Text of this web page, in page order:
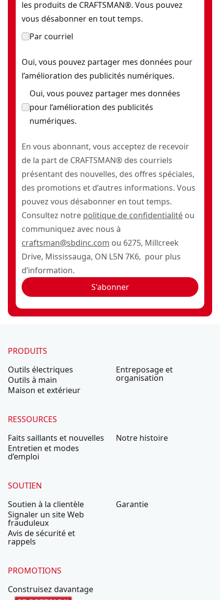
les produits de CRAFTSMAN®. Vous pouvez
vous désabonner en tout temps.
Par courriel
Oui, vous pouvez partager mes données pour
l’amélioration des publicités numériques.
Oui, vous pouvez partager mes données
pour l’amélioration des publicités
numériques.
En vous abonnant, vous acceptez de recevoir
de la part de CRAFTSMAN® des courriels
présentant des nouvelles, des offres spéciales,
des promotions et d’autres informations. Vous
pouvez vous désabonner en tout temps.
Consultez notre politique de confidentialité ou
communiquez avec nous à
craftsman@sbdinc.com ou 6275, Millcreek
Drive, Mississauga, ON L5N 7K6, pour plus
d’information.
S'abonner
PRODUITS
Outils électriques
Outils à main
Maison et extérieur
Entreposage et
organisation
RESSOURCES
Faits saillants et nouvelles
Entretien et modes
d’emploi
Notre histoire
SOUTIEN
Soutien à la clientèle
Signaler un site Web
frauduleux
Avis de sécurité et
rappels
Garantie
PROMOTIONS
Construisez davantage